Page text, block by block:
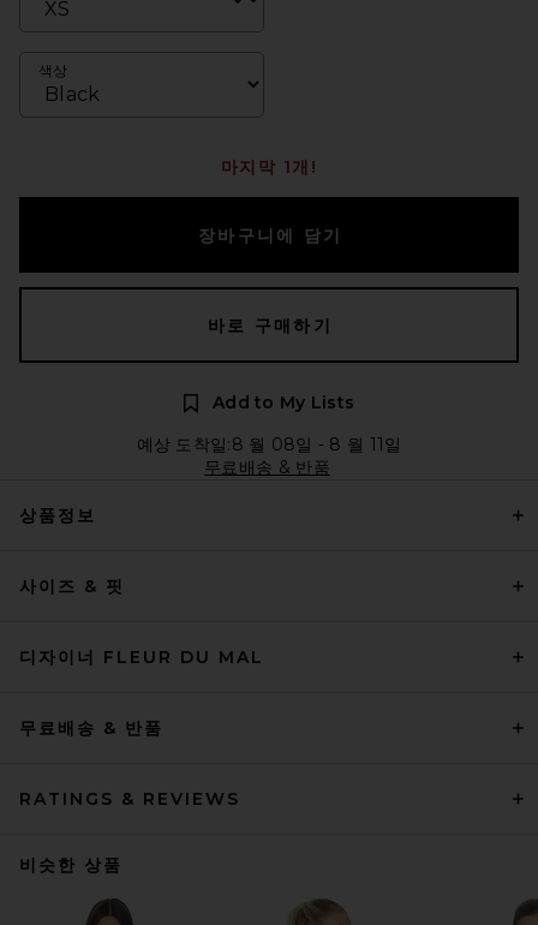
색상
마지막 1개!
장바구니에 담기
바로 구매하기
Add to My Lists
예상 도착일:8 월 08일 - 8 월 11일
무료배송 & 반품
상품정보
사이즈 & 핏
디자이너 FLEUR DU MAL
무료배송 & 반품
RATINGS & REVIEWS
비슷한 상품